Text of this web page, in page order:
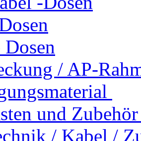
/ AP-
und Zubehör
/ Kabel /